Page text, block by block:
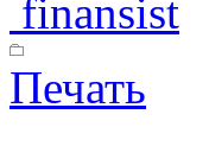
finansist
Печать